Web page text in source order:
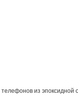
телефонов из эпоксидной